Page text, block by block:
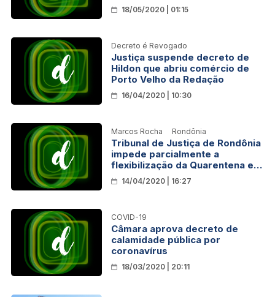
18/05/2020 | 01:15
Decreto é Revogado
Justiça suspende decreto de
Hildon que abriu comércio de
Porto Velho da Redação
16/04/2020 | 10:30
Marcos Rocha Rondônia
Tribunal de Justiça de Rondônia
impede parcialmente a
flexibilização da Quarentena em
Rondônia
14/04/2020 | 16:27
COVID-19
Câmara aprova decreto de
calamidade pública por
coronavírus
18/03/2020 | 20:11